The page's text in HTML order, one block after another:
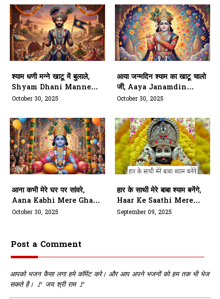
श्याम धणी मन्ने खाटू में बुलाले,
Shyam Dhani Manne
Khatu Mein Bulale
October 30, 2025
आया जन्मदिन श्याम का खाटू चालो
जी, Aaya Janamdin
Shyam Ka Khatu Chalo
October 30, 2025
आना कभी मेरे घर पर सांवरे,
Aana Kabhi Mere Ghar
Par Sanware
October 30, 2025
हार के साथी मेरे बाबा श्याम बनेंगे,
Haar Ke Saathi Mere
Baba Shyam Banenge
September 09, 2025
Post a Comment
आपको भजन कैसा लगा हमे कॉमेंट करे। और आप अपने भजनों को हम तक भी भेज
सकते है। 🚩 जय श्री राम 🚩